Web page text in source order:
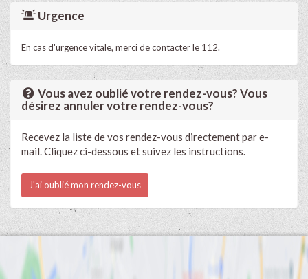
Urgence
En cas d'urgence vitale, merci de contacter le 112.
Vous avez oublié votre rendez-vous? Vous
désirez annuler votre rendez-vous?
Recevez la liste de vos rendez-vous directement par e-
mail. Cliquez ci-dessous et suivez les instructions.
J'ai oublié mon rendez-vous